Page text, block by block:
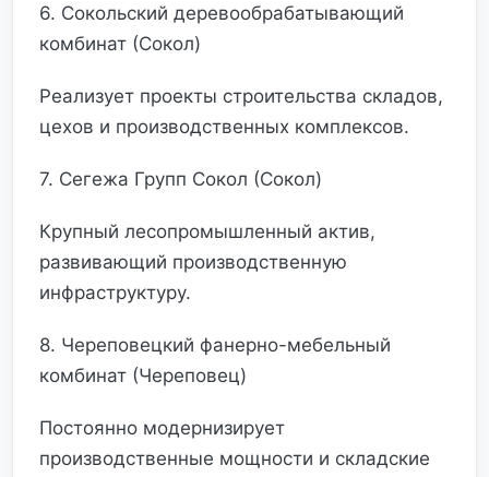
6. Сокольский деревообрабатывающий
комбинат (Сокол)
Реализует проекты строительства складов,
цехов и производственных комплексов.
7. Сегежа Групп Сокол (Сокол)
Крупный лесопромышленный актив,
развивающий производственную
инфраструктуру.
8. Череповецкий фанерно-мебельный
комбинат (Череповец)
Постоянно модернизирует
производственные мощности и складские